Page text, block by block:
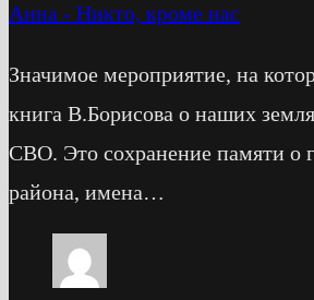
Анна - Никто, кроме нас
Значимое мероприятие, на
книга В.Борисова о наших
СВО. Это сохранение памяти о
района, имена…